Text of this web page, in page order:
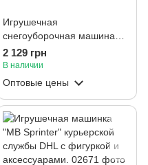
Игрушечная
снегоуборочная машина
"MB Unimog"
2 129 грн
В наличии
Оптовые цены